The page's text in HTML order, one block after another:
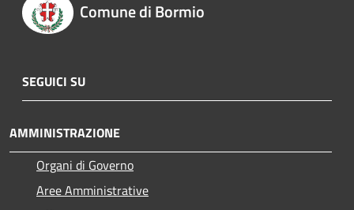
Comune di Bormio
SEGUICI SU
AMMINISTRAZIONE
Organi di Governo
Aree Amministrative